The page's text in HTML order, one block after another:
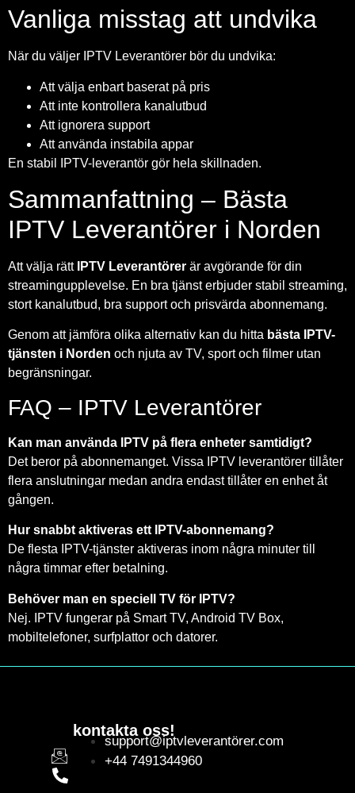
Vanliga misstag att undvika
När du väljer IPTV Leverantörer bör du undvika:
Att välja enbart baserat på pris
Att inte kontrollera kanalutbud
Att ignorera support
Att använda instabila appar
En stabil IPTV-leverantör gör hela skillnaden.
Sammanfattning – Bästa
IPTV Leverantörer i Norden
Att välja rätt IPTV Leverantörer är avgörande för din
streamingupplevelse. En bra tjänst erbjuder stabil streaming,
stort kanalutbud, bra support och prisvärda abonnemang.
Genom att jämföra olika alternativ kan du hitta bästa IPTV-
tjänsten i Norden och njuta av TV, sport och filmer utan
begränsningar.
FAQ – IPTV Leverantörer
Kan man använda IPTV på flera enheter samtidigt?
Det beror på abonnemanget. Vissa IPTV leverantörer tillåter
flera anslutningar medan andra endast tillåter en enhet åt
gången.
Hur snabbt aktiveras ett IPTV-abonnemang?
De flesta IPTV-tjänster aktiveras inom några minuter till
några timmar efter betalning.
Behöver man en speciell TV för IPTV?
Nej. IPTV fungerar på Smart TV, Android TV Box,
mobiltelefoner, surfplattor och datorer.
kontakta oss!
support@iptvleverantörer.com
+44 7491344960